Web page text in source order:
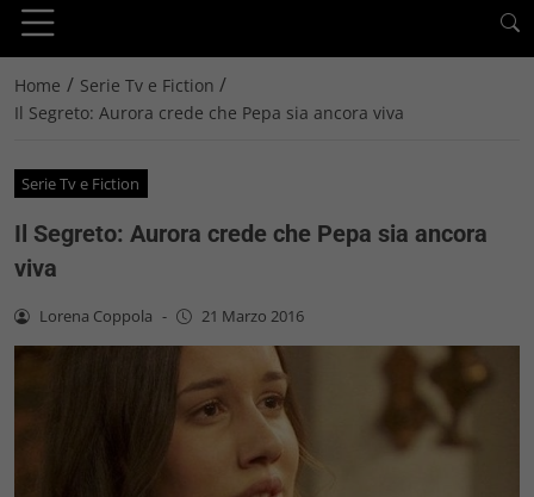
Home / Serie Tv e Fiction /
Il Segreto: Aurora crede che Pepa sia ancora viva
Serie Tv e Fiction
Il Segreto: Aurora crede che Pepa sia ancora
viva
Lorena Coppola - 21 Marzo 2016